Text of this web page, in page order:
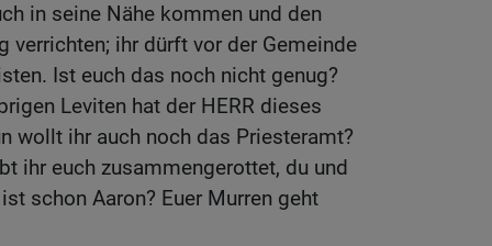
in seine Nähe kommen und den
verrichten; ihr dürft vor der Gemeinde
Ist euch das noch nicht genug?
Leviten hat der HERR dieses
wollt ihr auch noch das Priesteramt?
ihr euch zusammengerottet, du und
schon Aaron? Euer Murren geht